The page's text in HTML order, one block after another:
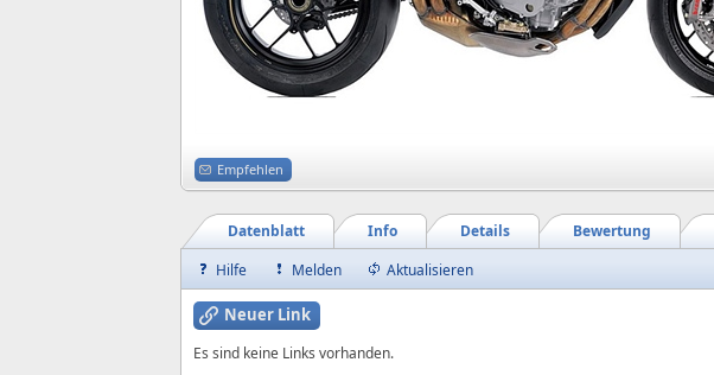
Empfehlen
Bewertung
Details
Info
Datenblatt
Hilfe Melden Aktualisieren
Neuer Link
Es sind keine Links vorhanden.